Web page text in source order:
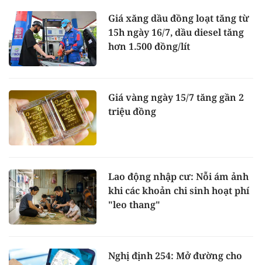
Giá xăng dầu đồng loạt tăng từ
15h ngày 16/7, dầu diesel tăng
hơn 1.500 đồng/lít
Giá vàng ngày 15/7 tăng gần 2
triệu đồng
Lao động nhập cư: Nỗi ám ảnh
khi các khoản chi sinh hoạt phí
"leo thang"
Nghị định 254: Mở đường cho